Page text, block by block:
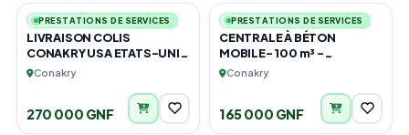
PRESTATIONS DE SERVICES
LIVRAISON COLIS
CONAKRY USA ETATS-UNIS
D'AMERIQUE
Conakry
270 000 GNF
PRESTATIONS DE SERVICES
CENTRALE À BÉTON
MOBILE- 100 m³ -
LIVRAISON IMMÉDIATE
Conakry
165 000 GNF
1 2